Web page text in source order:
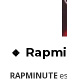
🔸
RAPMINUTE